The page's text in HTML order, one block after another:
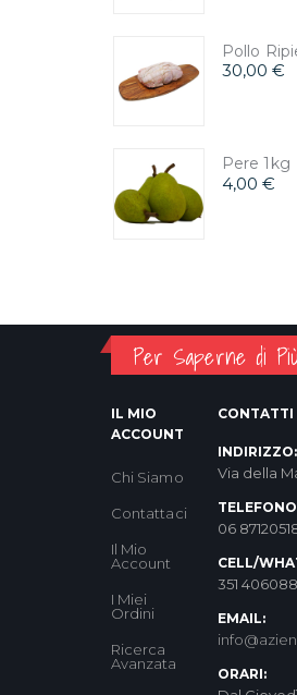
Pollo
30,00 €
Pere 1kg
4,00 €
Per Saperne di
IL MIO
ACCOUNT
Chi Siamo
Contattaci
Il Mio
Account
I Miei
Ordini
Ricerca
Avanzata
CONTATTI
INDIRIZZO:
Via della
06
CELL/
351
EMAIL:
ORARI: